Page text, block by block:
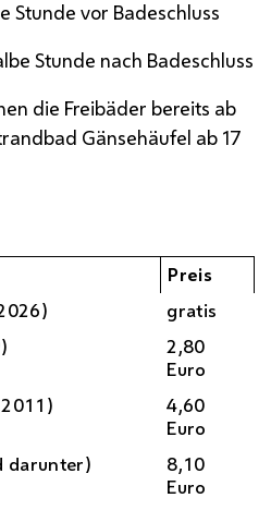
Stunde vor Badeschluss
Stunde nach Badeschluss
die Freibäder bereits ab
Gänsehäufel ab 17
Preis
gratis
2,80
Euro
4,60
Euro
darunter)
8,10
Euro